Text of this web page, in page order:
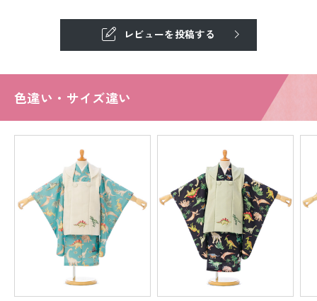
レビューを投稿する
色違い・サイズ違い